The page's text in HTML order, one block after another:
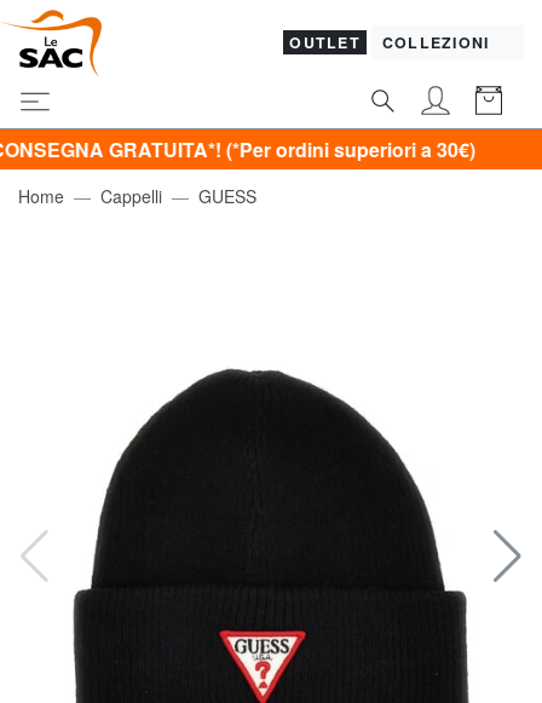
OUTLET COLLEZIONI
GRATUITA*! (*Per ordini superiori a 30€)
Home Cappelli GUESS